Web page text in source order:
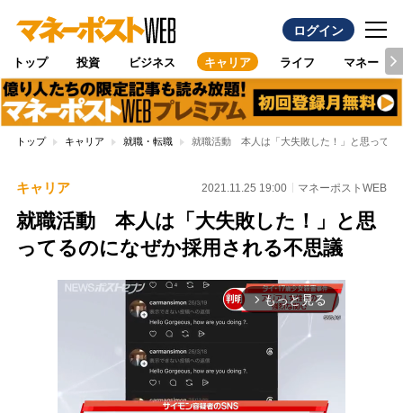
ログイン
トップ 投資 ビジネス キャリア ライフ マネー
トップ キャリア 就職・転職 就職活動 本人は「大失敗した！」と思ってる
キャリア 2021.11.25 19:00 マネーポストWEB
就職活動 本人は「大失敗した！」と思
ってるのになぜか採用される不思議
arrow_forward_ios もっと見る